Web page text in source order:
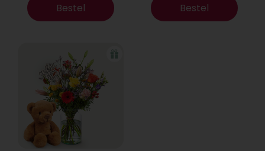
Bestel Bestel